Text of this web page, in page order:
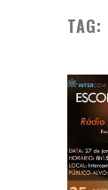
TAG: